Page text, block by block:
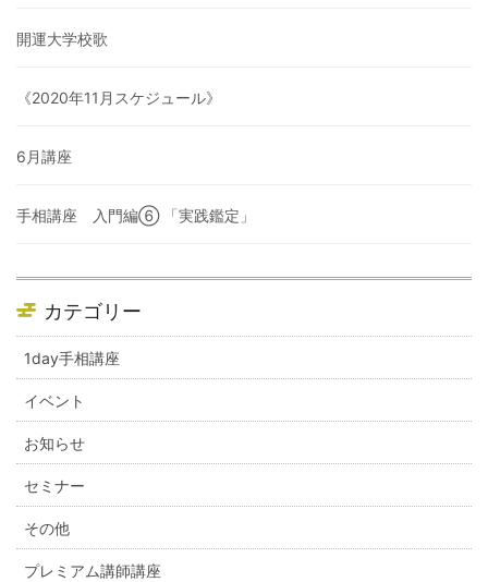
開運大学校歌
《2020年11月スケジュール》
6月講座
手相講座 入門編⑥ 「実践鑑定」
カテゴリー
1day手相講座
イベント
お知らせ
セミナー
その他
プレミアム講師講座